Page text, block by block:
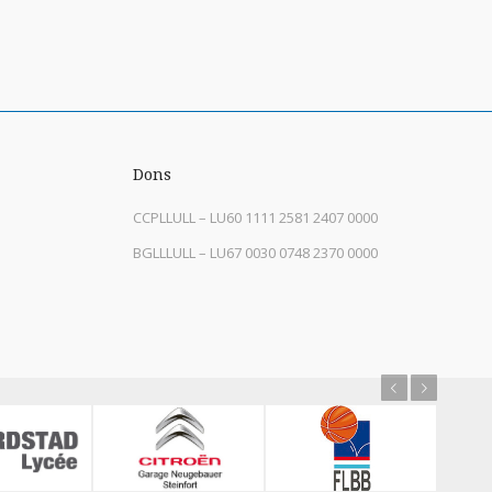
Dons
CCPLLULL – LU60 1111 2581 2407 0000
BGLLLULL – LU67 0030 0748 2370 0000